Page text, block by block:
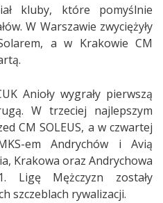
kluby, które pomyślnie
W Warszawie zwyciężyły
a w Krakowie CM
Anioły wygrały pierwszą
W trzeciej najlepszym
CM SOLEUS, a w czwartej
em Andrychów i Avią
Krakowa oraz Andrychowa
Mężczyzn zostały
szczeblach rywalizacji.